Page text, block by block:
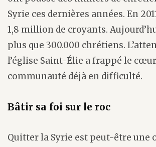
Syrie ces dernières années. En
1,8 million de croyants.
plus que 300.000 chrétiens.
l’église Saint-Élie a frappé le
communauté déjà en difficulté.
Bâtir sa foi sur le roc
Quitter la Syrie est peut-être une